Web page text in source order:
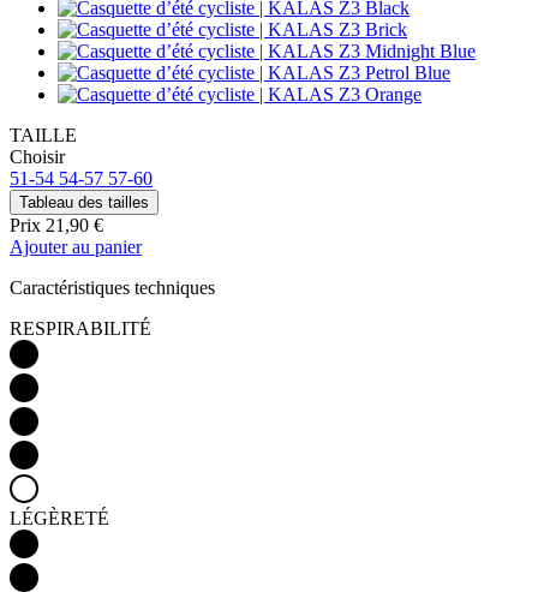
TAILLE
Choisir
51-54 54-57 57-60
Tableau des tailles
Prix 21,90 €
Ajouter au panier
Caractéristiques techniques
RESPIRABILITÉ
LÉGÈRETÉ